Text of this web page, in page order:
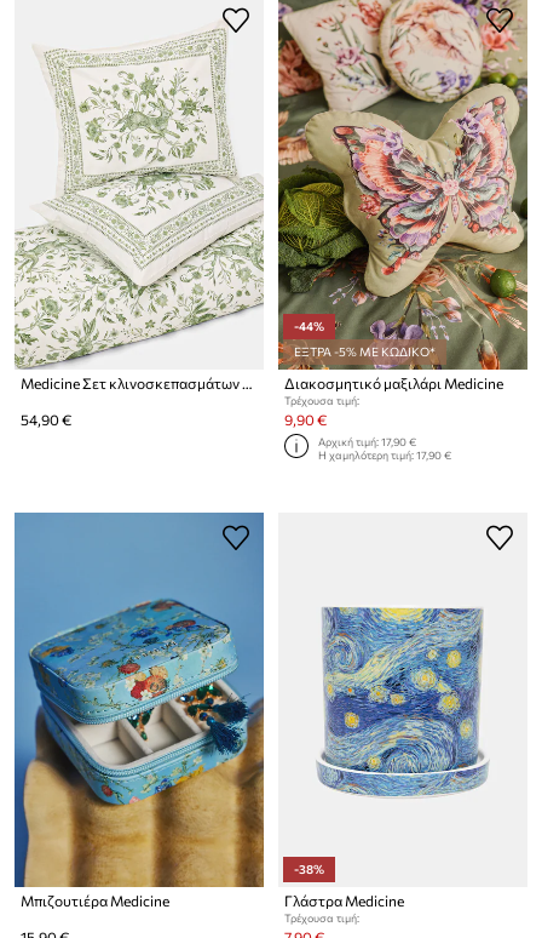
Medicine Σετ κλινοσκεπασμάτων από βαμβακερό περκάλι
54,90 €
-44%
ΕΞΤΡΑ -5% ΜΕ ΚΩΔΙΚΟ*
Διακοσμητικό μαξιλάρι Medicine
Τρέχουσα τιμή:
9,90 €
Αρχική τιμή:17,90 €
Η χαμηλότερη τιμή:17,90 €
Μπιζουτιέρα Medicine
-38%
Γλάστρα Medicine
Τρέχουσα τιμή: